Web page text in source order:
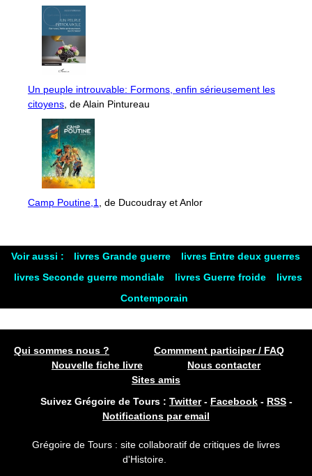
Un peuple introuvable: Formons, enfin sérieusement les
citoyens , de Alain Pintureau
Camp Poutine,1 , de Ducoudray et Anlor
Voir aussi : livres Grande guerre
livres Entre deux guerres
livres Seconde guerre mondiale
livres Guerre froide
livres
Contemporain
Qui sommes nous ?
Commment participer / FAQ
Nouvelle fiche livre
Nous contacter
Sites amis
Suivez Grégoire de Tours : Twitter- Facebook - RSS -
Notifications par email
Grégoire de Tours : site collaboratif de critiques de livres
d'Histoire.